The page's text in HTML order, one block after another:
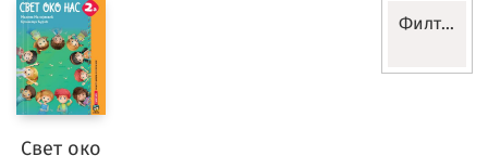
Свет око
Филтери